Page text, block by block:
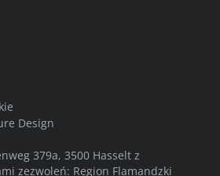
Design
379a, 3500 Hasselt z
zezwoleń: Region Flamandzki